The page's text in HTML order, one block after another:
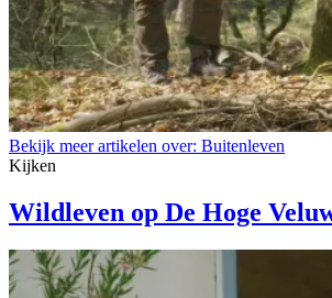
Bekijk meer artikelen over: Buitenleven
Kijken
Wildleven op De Hoge